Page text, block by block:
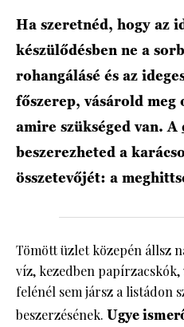
Ha szeretnéd, hogy az
készülődésben ne a
rohangálásé és az
főszerep, vásárold meg
amire szükséged van. A
beszerezheted a
összetevőjét: a
Tömött üzlet közepén állsz
víz, kezedben papírzacskók,
felénél sem jársz a listádon
beszerzésének. Ugye